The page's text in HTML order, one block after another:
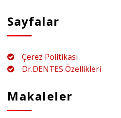
Sayfalar
Çerez Politikası
Dr.DENTES Özellikleri
Makaleler